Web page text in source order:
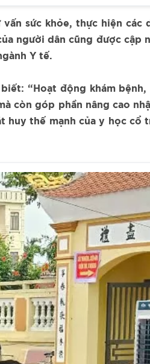
sức khỏe, thực hiện các
người dân cũng được cập
Y tế.
“Hoạt động khám
còn góp phần nâng cao
huy thế mạnh của y học cổ